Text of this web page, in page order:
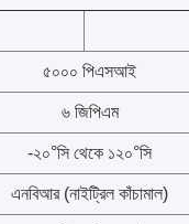
৫০০০ পিএসআই
৬ জিপিএম
-২০°সি থেকে ১২০°সি
এনবিআর (নাইট্রিল কাঁচামাল)